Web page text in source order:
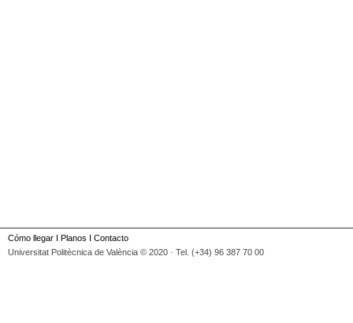
Cómo llegar I Planos I Contacto
Universitat Politècnica de València © 2020 · Tel. (+34) 96 387 70 00